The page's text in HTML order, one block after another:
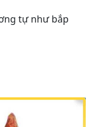
tự như bắp